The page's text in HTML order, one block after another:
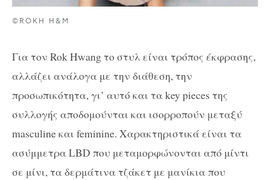
©ROKH H&M
Για τον Rok Hwang το στυλ είναι τρόπος έκφρασης,
αλλάζει ανάλογα με την διάθεση, την
προσωπικότητα, γι’ αυτό και τα key pieces της
συλλογής αποδομούνται και ισορροπούν μεταξύ
masculine και feminine. Χαρακτηριστικά είναι τα
ασύμμετρα LBD που μεταμορφώνονται από μίντι
σε μίνι, τα δερμάτινα τζάκετ με μανίκια που